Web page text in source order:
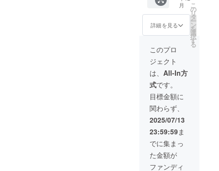
様のお
名前を
ご記入
くださ
い。 ※
ロゴや
バナー
などの
画像の
受け渡
しにつ
いて
は、お
送りす
るメー
ルをご
確認く
ださ
い。
○STUDI
O
様のロ
ゴを掲
載しま
す。 横
断幕は
会場へ
も持参
いたし
ます。
・掲載
期間：
大会期
間の
2025年
7月15日
～2025
年7月24
日
(STUDI
O
LADYB
月
詳細を見る
こ
の
リ
タ
ー
ン
を
選
択
す
る
このプロ
ジェクト
は、 All-In方
式です。
目標金額に
関わらず、
2025/07/13
23:59:59ま
でに集まっ
た金額が
ファンディ